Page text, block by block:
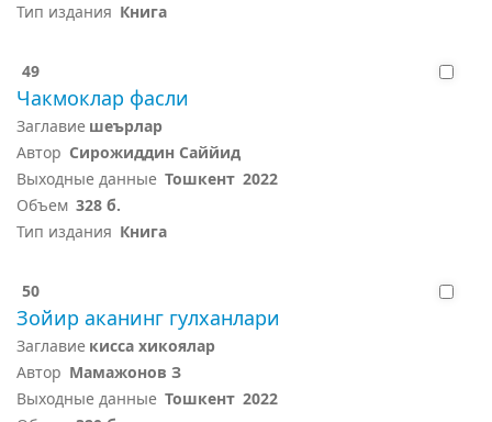
Тип издания Книга
49
Чакмоклар фасли
Заглавие шеърлар
Автор Сирожиддин Саййид
Выходные данные Тошкент 2022
Объем 328 б.
Тип издания Книга
50
Зойир аканинг гулханлари
Заглавие кисса хикоялар
Автор Мамажонов З
Выходные данные Тошкент 2022